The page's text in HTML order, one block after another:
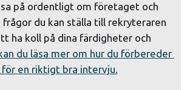
på ordentligt om företaget och
frågor du kan ställa till rekryteraren
ha koll på dina färdigheter och
du läsa mer om hur du förbereder
för en riktigt bra intervju.